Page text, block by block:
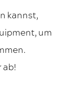
kannst,
um
ab!